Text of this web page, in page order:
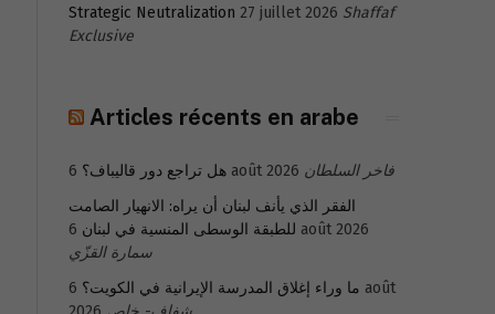
Strategic Neutralization 27 juillet 2026 Shaffaf
Exclusive
Articles récents en arabe
هل تراجع دور قاليباف؟ 6 août 2026 فاخر السلطان
الفقر الذي يأنف لبنان أن يراه: الانهيار الصامت
للطبقة الوسطى المنسية في لبنان 6 août 2026
سمارة القزّي
ما وراء إغلاق المدرسة الإيرانية في الكويت؟ 6 août